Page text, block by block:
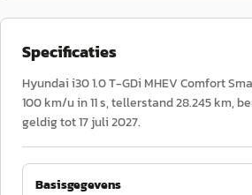
Specificaties
Hyundai i30 1.0 T-GDi MHEV Comfort
100 km/u in 11 s, tellerstand 28.245 km,
geldig tot 17 juli 2027.
Basisgegevens